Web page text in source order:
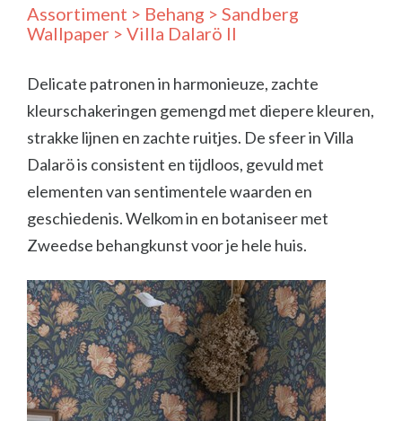
Assortiment > Behang > Sandberg
Wallpaper > Villa Dalarö II
Delicate patronen in harmonieuze, zachte
kleurschakeringen gemengd met diepere kleuren,
strakke lijnen en zachte ruitjes. De sfeer in Villa
Dalarö is consistent en tijdloos, gevuld met
elementen van sentimentele waarden en
geschiedenis. Welkom in en botaniseer met
Zweedse behangkunst voor je hele huis.